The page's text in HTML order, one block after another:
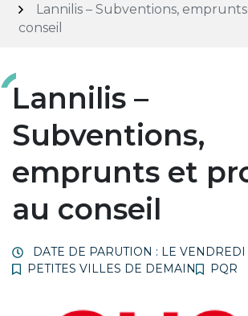
Lannilis – Subventions,
conseil
Lannilis –
Subventions,
emprunts et
au conseil
DATE DE PARUTION : LE VENDREDI
PETITES VILLES DE DEMAIN
PQR